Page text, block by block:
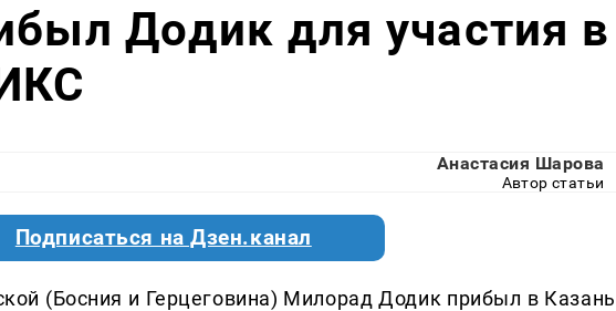
Додик для участия в
Анастасия Шарова
Автор статьи
Подписаться на Дзен.канал
(Босния и Герцеговина) Милорад Додик прибыл в Казань